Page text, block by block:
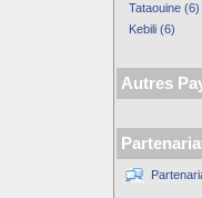
Tataouine (6)
Kebili (6)
Autres